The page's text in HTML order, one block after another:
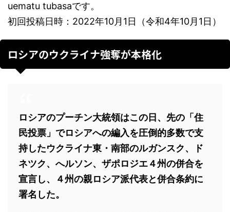
uematu tubasaです。
初回投稿日時：2022年10月1日（令和4年10月1日）
ロシアのウクライナ強奪が本格化
ロシアのプーチン大統領はこの日、先の「住
民投票」でロシアへの編入を圧倒的多数で支
持したウクライナ東・南部のルガンスク、ド
ネツク、へルソン、ザポロジエ４州の併合を
宣言し、４州の親ロシア派代表と併合条約に
署名した。